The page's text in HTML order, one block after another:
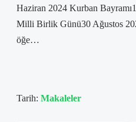
Haziran 2024 Kurban
Milli Birlik Günü30 Ağustos
öğe…
Tarih: Makaleler